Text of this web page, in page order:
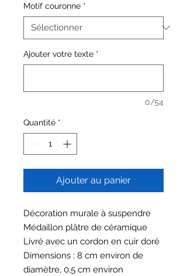
Motif couronne *
Ajouter votre texte *
0/54
Quantité *
Ajouter au panier
Décoration murale à suspendre
Médaillon plâtre de céramique
Livré avec un cordon en cuir doré
Dimensions : 8 cm environ de
diamètre, 0,5 cm environ